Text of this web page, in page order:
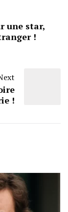
une star,
!
!